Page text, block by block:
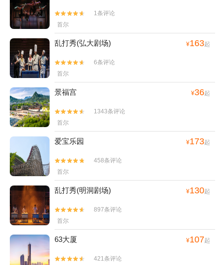


1条评论
首尔
乱打秀(弘大剧场) ¥163起


6条评论
首尔
景福宫 ¥36起


1343条评论
首尔
爱宝乐园 ¥173起


458条评论
首尔
乱打秀(明洞剧场) ¥130起


897条评论
首尔
63大厦 ¥107起

 421条评论